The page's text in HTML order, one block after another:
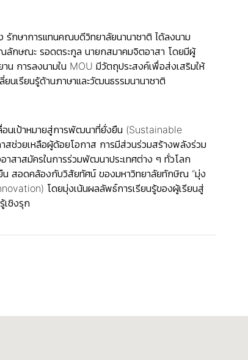
กษาการแทนคณบดีวิทยาลัยนานาชาติ ได้ลงนาม
กษณะ รอดตระกูล นายกสมาคมจิตอาสา โดยมีผู้
การลงนามใน MOU มีวัตถุประสงค์เพื่อส่งเสริมให้
นเรียนรู้ด้านภาษาและวัฒนธรรมนานาชาติ
อนเป้าหมายสู่การพัฒนาที่ยั่งยืน (Sustainable
สช่วยเหลือผู้ด้อยโอกาส การมีส่วนร่วมสร้างพลังร่วม
สาสมัครในการร่วมพัฒนาประเทศต่าง ๆ ทั่วโลก
ยืน สอดคล้องกับวิสัยทัศน์ ของมหาวิทยาลัยทักษิณ “มุ่ง
โดยมุ่งเน้นผลลัพธ์การเรียนรู้ของผู้เรียนสู่
เชิงรุก